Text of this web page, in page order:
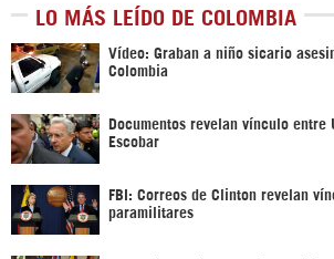
LO MÁS LEÍDO DE COLOMBIA
Vídeo: Graban a niño sicario
Colombia
Documentos revelan vínculo entre
Escobar
FBI: Correos de Clinton revelan
paramilitares